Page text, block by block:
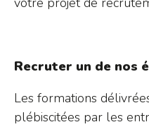
Recruter un de nos
Les formations
plébiscitées par les